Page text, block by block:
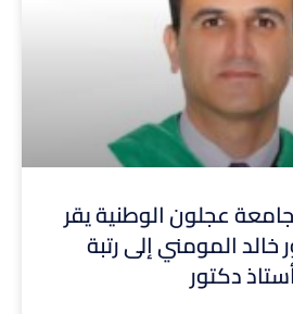
عجلون الوطنية يقر
خالد المومني إلى رتبة
دكتور